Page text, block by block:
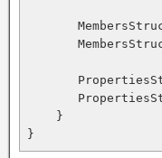
    }
}